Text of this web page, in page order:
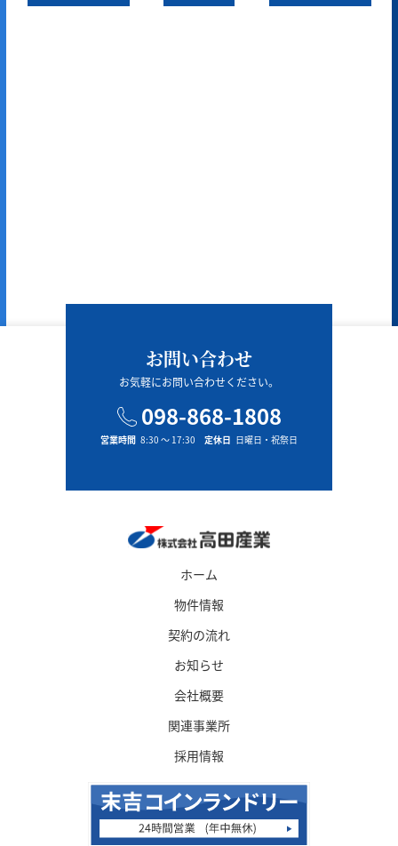
ホーム
物件情報
契約の流れ
お知らせ
会社概要
関連事業所
採用情報
お問い合わせ
お気軽にお問い合わせください。
098-868-1808
営業時間 8:30 〜 17:30 定休日 日曜日・祝祭日